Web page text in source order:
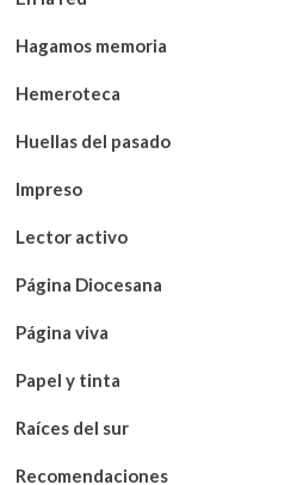
Hagamos memoria
Hemeroteca
Huellas del pasado
Impreso
Lector activo
Página Diocesana
Página viva
Papel y tinta
Raíces del sur
Recomendaciones